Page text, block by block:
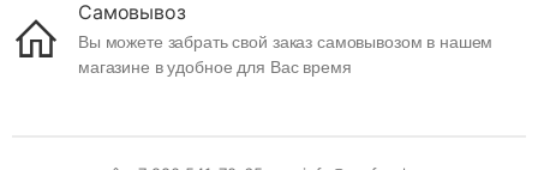
Самовывоз
Вы можете забрать свой заказ самовывозом в нашем
магазине в удобное для Вас время